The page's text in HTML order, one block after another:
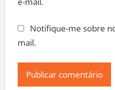
Notifique-me sobre
mail.